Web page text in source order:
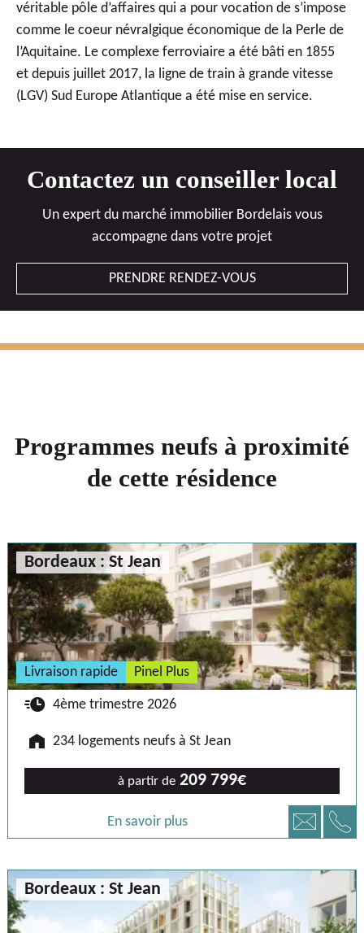
véritable pôle d’affaires qui a pour vocation de s’impose
comme le coeur névralgique économique de la Perle de
l’Aquitaine. Le complexe ferroviaire a été bâti en 1855
et depuis juillet 2017, la ligne de train à grande vitesse
(LGV) Sud Europe Atlantique a été mise en service.
Contactez un conseiller local
Un expert du marché immobilier Bordelais vous
accompagne dans votre projet
PRENDRE RENDEZ-VOUS
Programmes neufs à proximité
de cette résidence
Bordeaux : St Jean
Livraison rapide Pinel Plus
🕐 4ème trimestre 2026
🏠 234 logements neufs à St Jean
à partir de 209 799€
En savoir plus 📧 📞
Bordeaux : St Jean